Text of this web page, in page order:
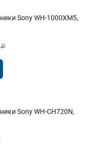
Sony WH-1000XM5,
₽
Sony WH-CH720N,